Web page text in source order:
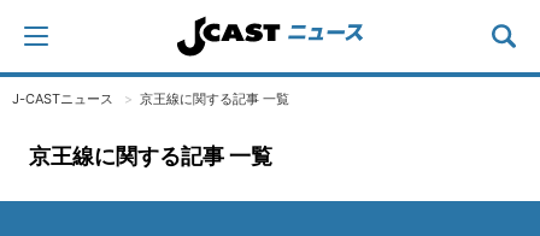
J-CASTニュース 京王線に関する記事 一覧
京王線に関する記事 一覧